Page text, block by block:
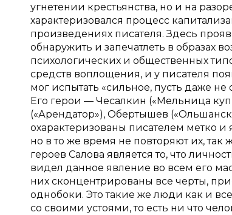
угнетении крестьянства, но и на
характеризовался процесс
произведениях писателя. Здесь
обнаружить и запечатлеть в
психологических и общественных
средств воплощения, и у писателя
мог испытать «сильное, пусть даже
Его герои — Чесалкин («Мельница
(«Арендатор»), Обертышев
охарактеризованы писателем метко
но в то же время не повторяют их, так
героев Салова является то, что
видел данное явление во всем его
них сконцентрированы все черты,
однобоки. Это такие же люди как и
со своими устоями, то есть ни что